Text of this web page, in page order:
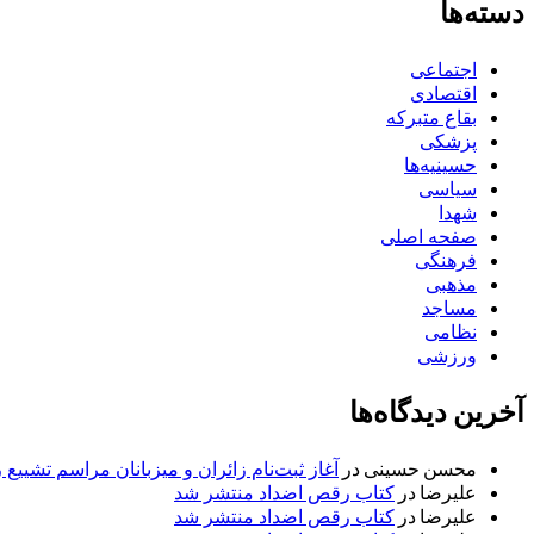
دسته‌ها
اجتماعی
اقتصادی
بقاع متبرکه
پزشکی
حسینیه‌ها
سیاسی
شهدا
صفحه اصلی
فرهنگی
مذهبی
مساجد
نظامی
ورزشی
آخرین دیدگاه‌ها
محسن حسینی در آغاز ثبت‌نام زائران و میزبانان مراسم
علیرضا در کتاب رقص اضداد منتشر شد
علیرضا در کتاب رقص اضداد منتشر شد